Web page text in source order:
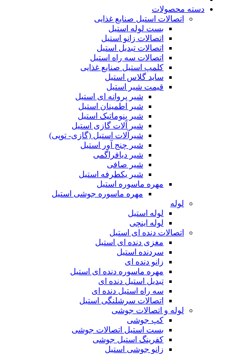
دسته محصولات
اتصالات استیل صنایع غذایی
بست لوله استیل
اتصالات زانو استیل
اتصالات تبدیل استیل
اتصالات سه راه استیل
کلمپ استیل صنایع غذایی
ساید گلاس استیل
قیمت شیر استیل
شیر پروانه ای استیل
شیر اطمینان استیل
شیر پنوماتیک استیل
شیر آلات گازی استیل
شیرآلات استیل (گازی- توپی)
شیر چنج آور استیل
شیر دیافراگمی
شیر صافی
شیر یکطرفه استیل
مهره ماسوره استیل
مهره ماسوره جوشی استیل
لوله
لوله استیل
لوله اینچی
اتصالات دنده ای استیل
مغزی دنده ای استیل
سردنده استیل
زانو دنده ای
مهره ماسوره دنده ای استیل
تبدیل استیل دنده ای
سه راه استیل دنده ای
اتصالات سرشلنگی استیل
لوله و اتصالات جوشی
کپ جوشی
بست استیل اتصالات جوشی
کفرینگ استیل جوشی
زانو جوشی استیل